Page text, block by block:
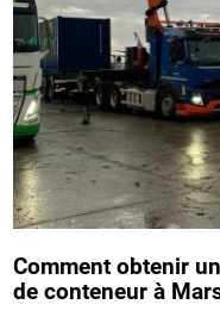
Comment obtenir
de conteneur à